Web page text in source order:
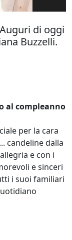
di oggi
Buzzelli.
al compleanno
per la cara
candeline dalla
e con i
e sinceri
i suoi familiari